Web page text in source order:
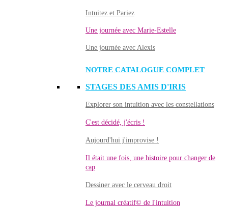
Intuitez et Pariez
Une journée avec Marie-Estelle
Une journée avec Alexis
NOTRE CATALOGUE COMPLET
STAGES DES AMIS D'IRIS
Explorer son intuition avec les constellations
C'est décidé, j'écris !
Aujourd'hui j'improvise !
Il était une fois, une histoire pour changer de
cap
Dessiner avec le cerveau droit
Le journal créatif© de l'intuition